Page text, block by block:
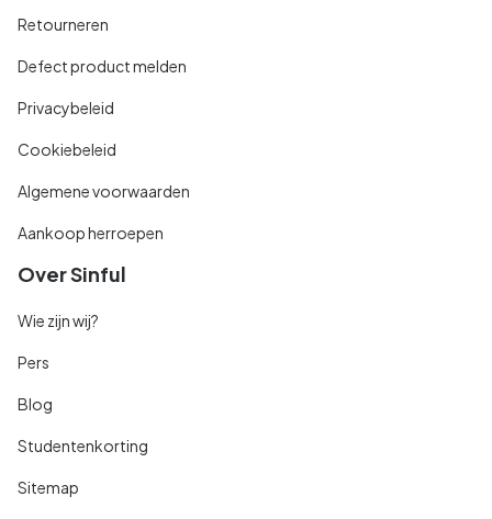
Retourneren
Defect product melden
Privacybeleid
Cookiebeleid
Algemene voorwaarden
Aankoop herroepen
Over Sinful
Wie zijn wij?
Pers
Blog
Studentenkorting
Sitemap